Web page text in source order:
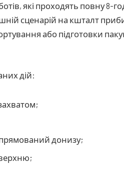
які проходять повну 8-
сценарій на кшталт
або підготовки
дій:
донизу;